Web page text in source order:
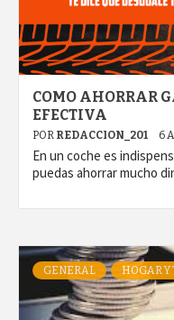
COMO AHORRAR
EFECTIVA
POR REDACCION_201 6
En un coche es
puedas ahorrar mucho
GENERAL HOGAR